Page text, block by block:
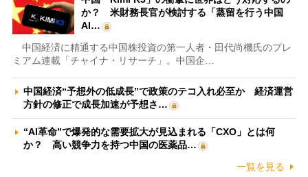
か？ 米財務長官が検討する「蒸留を行う中国
AI…
中国経済に精通する中国株投資の第一人者・田代尚機氏のプレ
ミアム連載「チャイナ・リサーチ」。中国企…
中国経済“予想外の低成長”で政策のテコ入れ必至か 経済運営
方針の修正で成長加速が予想さ…
“AI革命”で爆発的な需要拡大が見込まれる「CXO」とは何
か？ 高い競争力を持つ中国の医薬品…
一覧を見る